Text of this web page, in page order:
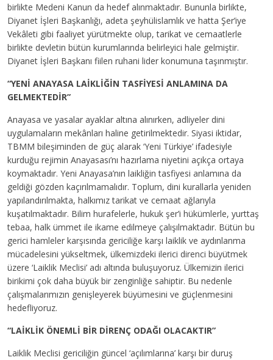
birlikte Medeni Kanun da hedef alınmaktadır. Bununla birlikte,
Diyanet İşleri Başkanlığı, adeta şeyhülislamlık ve hatta Şer’iye
Vekâleti gibi faaliyet yürütmekte olup, tarikat ve cemaatlerle
birlikte devletin bütün kurumlarında belirleyici hale gelmiştir.
Diyanet İşleri Başkanı fiilen ruhani lider konumuna taşınmıştır.
“YENİ ANAYASA LAİKLİĞİN TASFİYESİ ANLAMINA DA
GELMEKTEDİR”
Anayasa ve yasalar ayaklar altına alınırken, adliyeler dini
uygulamaların mekânları haline getirilmektedir. Siyasi iktidar,
TBMM bileşiminden de güç alarak ‘Yeni Türkiye’ ifadesiyle
kurduğu rejimin Anayasası’nı hazırlama niyetini açıkça ortaya
koymaktadır. Yeni Anayasa’nın laikliğin tasfiyesi anlamına da
geldiği gözden kaçırılmamalıdır. Toplum, dini kurallarla yeniden
yapılandırılmakta, halkımız tarikat ve cemaat ağlarıyla
kuşatılmaktadır. Bilim hurafelerle, hukuk şer’i hükümlerle, yurttaş
tebaa, halk ümmet ile ikame edilmeye çalışılmaktadır. Bütün bu
gerici hamleler karşısında gericiliğe karşı laiklik ve aydınlanma
mücadelesini yükseltmek, ülkemizdeki ilerici direnci büyütmek
üzere ‘Laiklik Meclisi’ adı altında buluşuyoruz. Ülkemizin ilerici
birikimi çok daha büyük bir zenginliğe sahiptir. Bu nedenle
çalışmalarımızın genişleyerek büyümesini ve güçlenmesini
hedefliyoruz.
“LAİKLİK ÖNEMLİ BİR DİRENÇ ODAĞI OLACAKTIR”
Laiklik Meclisi gericiliğin güncel ‘açılımlarına’ karşı bir duruş